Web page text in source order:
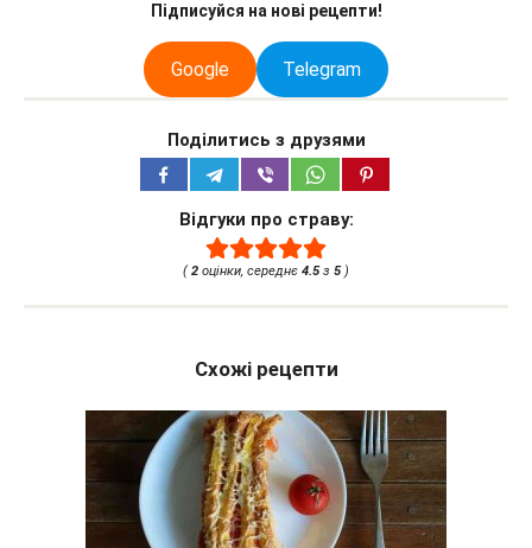
Підписуйся на нові рецепти!
Google Telegram
Поділитись з друзями
Відгуки про страву:
(2 оцінки, середнє 4.5з 5)
Схожі рецепти